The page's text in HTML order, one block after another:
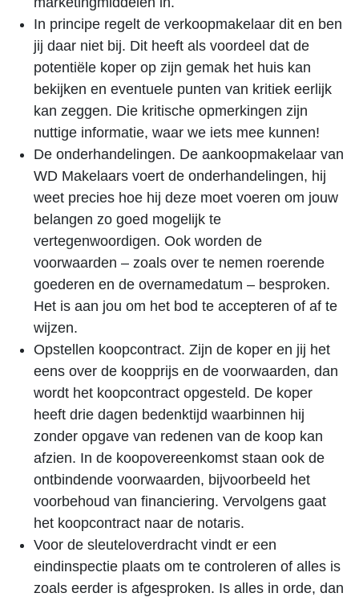
In principe regelt de verkoopmakelaar dit en ben
jij daar niet bij. Dit heeft als voordeel dat de
potentiële koper op zijn gemak het huis kan
bekijken en eventuele punten van kritiek eerlijk
kan zeggen. Die kritische opmerkingen zijn
nuttige informatie, waar we iets mee kunnen!
De onderhandelingen. De aankoopmakelaar van
WD Makelaars voert de onderhandelingen, hij
weet precies hoe hij deze moet voeren om jouw
belangen zo goed mogelijk te
vertegenwoordigen. Ook worden de
voorwaarden – zoals over te nemen roerende
goederen en de overnamedatum – besproken.
Het is aan jou om het bod te accepteren of af te
wijzen.
Opstellen koopcontract. Zijn de koper en jij het
eens over de koopprijs en de voorwaarden, dan
wordt het koopcontract opgesteld. De koper
heeft drie dagen bedenktijd waarbinnen hij
zonder opgave van redenen van de koop kan
afzien. In de koopovereenkomst staan ook de
ontbindende voorwaarden, bijvoorbeeld het
voorbehoud van financiering. Vervolgens gaat
het koopcontract naar de notaris.
Voor de sleuteloverdracht vindt er een
eindinspectie plaats om te controleren of alles is
zoals eerder is afgesproken. Is alles in orde, dan